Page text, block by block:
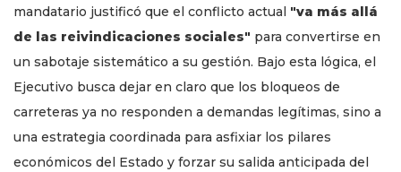
mandatario justificó que el conflicto actual "va más allá
de las reivindicaciones sociales" para convertirse en
un sabotaje sistemático a su gestión. Bajo esta lógica, el
Ejecutivo busca dejar en claro que los bloqueos de
carreteras ya no responden a demandas legítimas, sino a
una estrategia coordinada para asfixiar los pilares
económicos del Estado y forzar su salida anticipada del